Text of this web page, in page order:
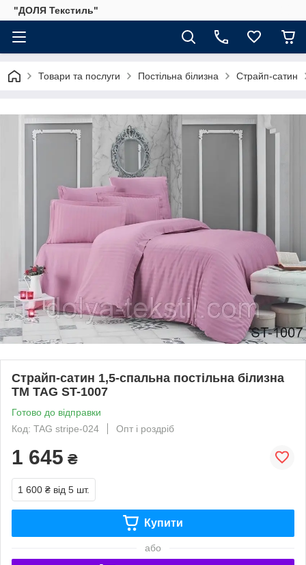
"ДОЛЯ Текстиль"
Товари та послуги Постільна білизна Страйп-сатин
Страйп-сатин 1,5-спальна постільна білизна
ТМ TAG ST-1007
Готово до відправки
Код: TAG stripe-024
Опт і роздріб
1 645 ₴
1 600 ₴ від 5 шт.
Купити
або